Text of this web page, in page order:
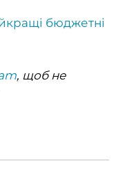
бюджетні
, щоб не